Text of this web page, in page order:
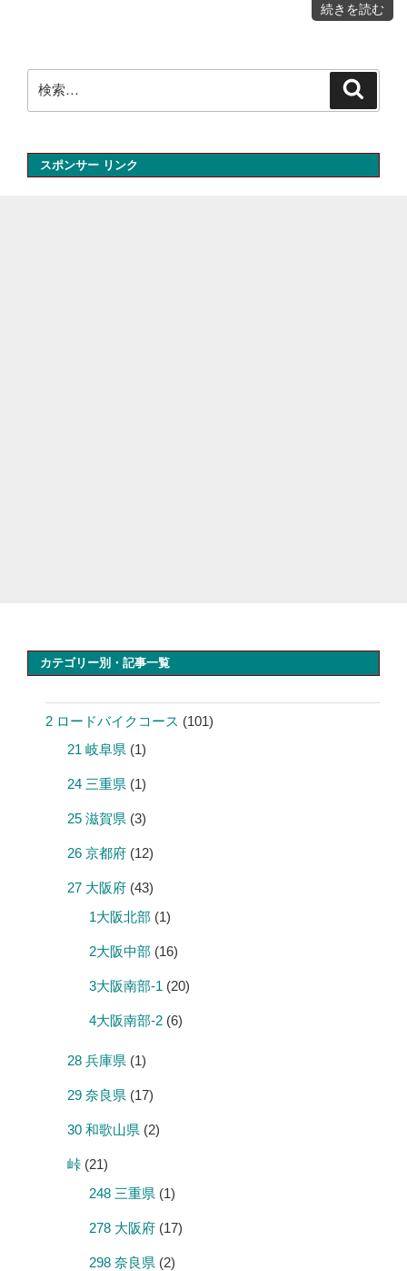
"彦
根
か
奥
を
巡
続きを読む
索:
スポンサー リンク
カテゴリー別・記事一覧
2 ロードバイクコース (101)
21 岐阜県 (1)
24 三重県 (1)
25 滋賀県 (3)
26 京都府 (12)
27 大阪府 (43)
1大阪北部 (1)
2大阪中部 (16)
3大阪南部-1 (20)
4大阪南部-2 (6)
28 兵庫県 (1)
29 奈良県 (17)
30 和歌山県 (2)
峠 (21)
248 三重県 (1)
278 大阪府 (17)
298 奈良県 (2)